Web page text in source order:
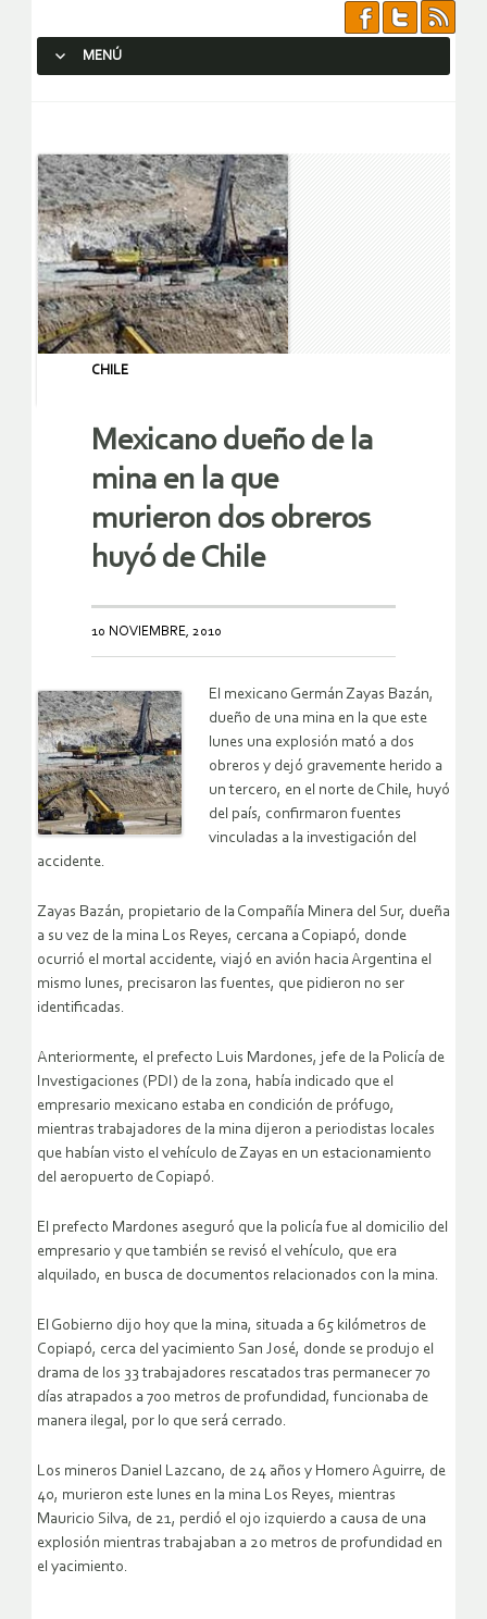
MENÚ
CHILE
Mexicano dueño de la
mina en la que
murieron dos obreros
huyó de Chile
10 NOVIEMBRE, 2010
El mexicano Germán Zayas Bazán,
dueño de una mina en la que este
lunes una explosión mató a dos
obreros y dejó gravemente herido a
un tercero, en el norte de Chile, huyó
del país, confirmaron fuentes
vinculadas a la investigación del
accidente.
Zayas Bazán, propietario de la Compañía Minera del Sur, dueña
a su vez de la mina Los Reyes, cercana a Copiapó, donde
ocurrió el mortal accidente, viajó en avión hacia Argentina el
mismo lunes, precisaron las fuentes, que pidieron no ser
identificadas.
Anteriormente, el prefecto Luis Mardones, jefe de la Policía de
Investigaciones (PDI) de la zona, había indicado que el
empresario mexicano estaba en condición de prófugo,
mientras trabajadores de la mina dijeron a periodistas locales
que habían visto el vehículo de Zayas en un estacionamiento
del aeropuerto de Copiapó.
El prefecto Mardones aseguró que la policía fue al domicilio del
empresario y que también se revisó el vehículo, que era
alquilado, en busca de documentos relacionados con la mina.
El Gobierno dijo hoy que la mina, situada a 65 kilómetros de
Copiapó, cerca del yacimiento San José, donde se produjo el
drama de los 33 trabajadores rescatados tras permanecer 70
días atrapados a 700 metros de profundidad, funcionaba de
manera ilegal, por lo que será cerrado.
Los mineros Daniel Lazcano, de 24 años y Homero Aguirre, de
40, murieron este lunes en la mina Los Reyes, mientras
Mauricio Silva, de 21, perdió el ojo izquierdo a causa de una
explosión mientras trabajaban a 20 metros de profundidad en
el yacimiento.